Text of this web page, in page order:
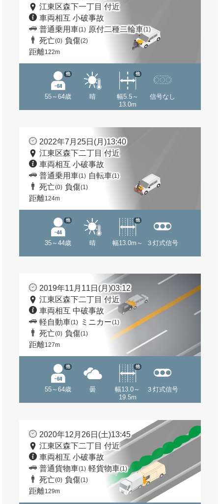
江東区森下一丁目 付近
車両相互 小破事故
普通乗用車(1) 原付二種二輪車(1)
死亡(0) 負傷(2)
距離122m
55～64歳
他
晴
幅5.5～
13.0m
他
信号なし
2022年7月25日(月)13:40
江東区森下二丁目 付近
車両相互 小破事故
普通乗用車(1) 自転車(1)
死亡(0) 負傷(1)
距離124m
35～44歳
他
晴 幅13.0m～
他
３灯式信号
2019年11月11日(月)03:12
江東区森下二丁目 付近
車両相互 中破事故
軽自動車(1) ミニカー(1)
死亡(0) 負傷(1)
距離127m
55～64歳
他
曇
幅13.0～
19.5m
他
３灯式信号
2020年12月26日(土)13:45
江東区森下二丁目 付近
車両相互 小破事故
普通貨物車(1) 軽貨物車(1)
死亡(0) 負傷(1)
距離129m